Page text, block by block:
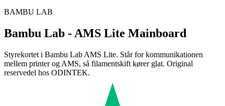
BAMBU LAB
Bambu Lab - AMS Lite Mainboard
Styrekortet i Bambu Lab AMS Lite. Står for kommunikationen
mellem printer og AMS, så filamentskift kører glat. Original
reservedel hos ODINTEK.